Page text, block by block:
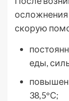
скорую
еды,
38,5°С;